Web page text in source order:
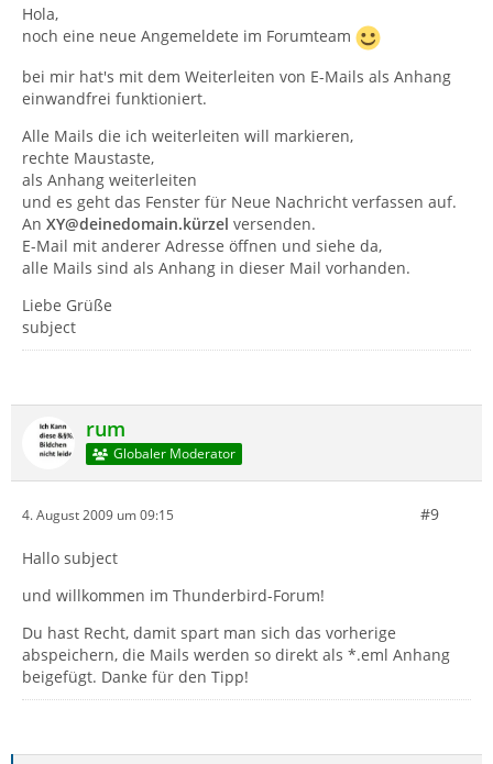
Hola,
noch eine neue Angemeldete im Forumteam
bei mir hat's mit dem Weiterleiten von E-Mails als Anhang
einwandfrei funktioniert.
Alle Mails die ich weiterleiten will markieren,
rechte Maustaste,
als Anhang weiterleiten
und es geht das Fenster für Neue Nachricht verfassen auf.
An XY@deinedomain.kürzel versenden.
E-Mail mit anderer Adresse öffnen und siehe da,
alle Mails sind als Anhang in dieser Mail vorhanden.
Liebe Grüße
subject
rum
Globaler Moderator
4. August 2009 um 09:15 #9
Hallo subject
und willkommen im Thunderbird-Forum!
Du hast Recht, damit spart man sich das vorherige
abspeichern, die Mails werden so direkt als *.eml Anhang
beigefügt. Danke für den Tipp!